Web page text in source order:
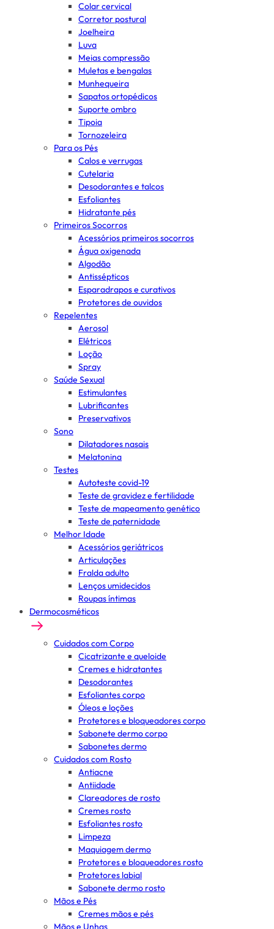
Colar cervical
Corretor postural
Joelheira
Luva
Meias compressão
Muletas e bengalas
Munhequeira
Sapatos ortopédicos
Suporte ombro
Tipoia
Tornozeleira
Para os Pés
Calos e verrugas
Cutelaria
Desodorantes e talcos
Esfoliantes
Hidratante pés
Primeiros Socorros
Acessórios primeiros socorros
Água oxigenada
Algodão
Antissépticos
Esparadrapos e curativos
Protetores de ouvidos
Repelentes
Aerosol
Elétricos
Loção
Spray
Saúde Sexual
Estimulantes
Lubrificantes
Preservativos
Sono
Dilatadores nasais
Melatonina
Testes
Autoteste covid-19
Teste de gravidez e fertilidade
Teste de mapeamento genético
Teste de paternidade
Melhor Idade
Acessórios geriátricos
Articulações
Fralda adulto
Lenços umidecidos
Roupas íntimas
Dermocosméticos
Cuidados com Corpo
Cicatrizante e queloide
Cremes e hidratantes
Desodorantes
Esfoliantes corpo
Óleos e loções
Protetores e bloqueadores corpo
Sabonete dermo corpo
Sabonetes dermo
Cuidados com Rosto
Antiacne
Antiidade
Clareadores de rosto
Cremes rosto
Esfoliantes rosto
Limpeza
Maquiagem dermo
Protetores e bloqueadores rosto
Protetores labial
Sabonete dermo rosto
Mãos e Pés
Cremes mãos e pés
Mãos e Unhas